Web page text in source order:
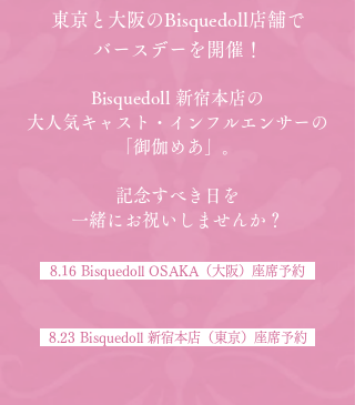
東京と大阪のBisquedoll店舗で
バースデーを開催！
Bisquedoll 新宿本店の
大人気キャスト・インフルエンサーの
「御伽めあ」。
記念すべき日を
一緒にお祝いしませんか？
8.16 Bisquedoll OSAKA（大阪）座席予約
8.23 Bisquedoll 新宿本店（東京）座席予約